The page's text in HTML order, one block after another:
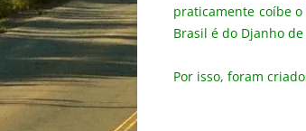
praticamente coíbe
Brasil é do Djanho
Por isso, foram